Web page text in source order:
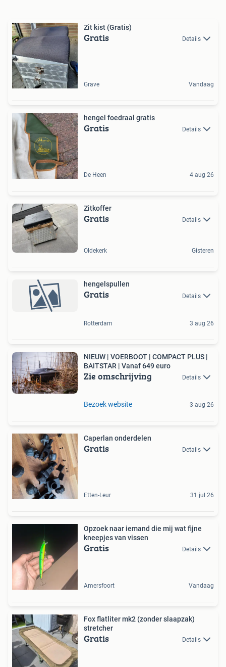
Zit kist (Gratis)
Gratis Details
Grave Vandaag
hengel foedraal gratis
Gratis Details
De Heen 4 aug 26
Zitkoffer
Gratis Details
Oldekerk Gisteren
hengelspullen
Gratis Details
Rotterdam 3 aug 26
NIEUW | VOERBOOT | COMPACT PLUS |
BAITSTAR | Vanaf 649 euro
Zie omschrijving Details
Bezoek website 3 aug 26
Caperlan onderdelen
Gratis Details
Etten-Leur 31 jul 26
Opzoek naar iemand die mij wat fijne
kneepjes van vissen
Gratis Details
Amersfoort Vandaag
Fox flatliter mk2 (zonder slaapzak)
stretcher
Gratis Details